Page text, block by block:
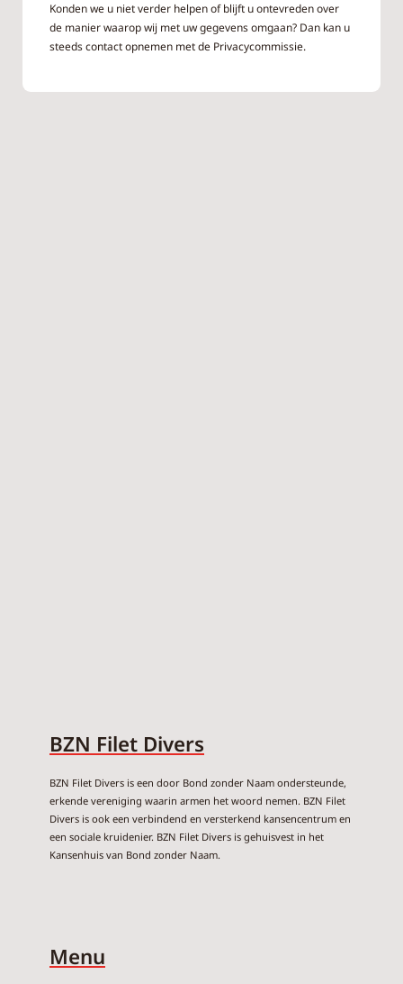
Konden we u niet verder helpen of blijft u ontevreden over
de manier waarop wij met uw gegevens omgaan? Dan kan u
steeds contact opnemen met de Privacycommissie.
BZN Filet Divers
BZN Filet Divers is een door Bond zonder Naam ondersteunde,
erkende vereniging waarin armen het woord nemen. BZN Filet
Divers is ook een verbindend en versterkend kansencentrum en
een sociale kruidenier. BZN Filet Divers is gehuisvest in het
Kansenhuis van Bond zonder Naam.
Menu